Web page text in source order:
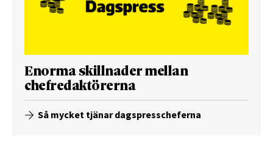
Enorma skillnader mellan
chefredaktörerna
Så mycket tjänar dagspresscheferna